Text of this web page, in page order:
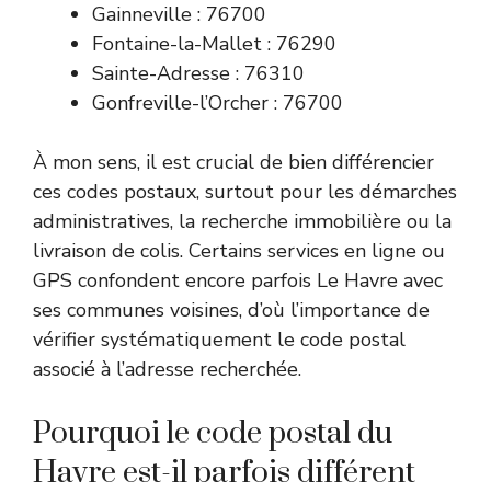
Gainneville : 76700
Fontaine-la-Mallet : 76290
Sainte-Adresse : 76310
Gonfreville-l’Orcher : 76700
À mon sens, il est crucial de bien différencier
ces codes postaux, surtout pour les démarches
administratives, la recherche immobilière ou la
livraison de colis. Certains services en ligne ou
GPS confondent encore parfois Le Havre avec
ses communes voisines, d’où l’importance de
vérifier systématiquement le code postal
associé à l’adresse recherchée.
Pourquoi le code postal du
Havre est-il parfois différent